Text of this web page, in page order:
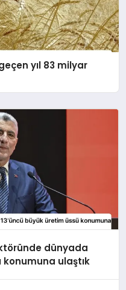
yıl 83 milyar
dünyada
konumuna ulaştık